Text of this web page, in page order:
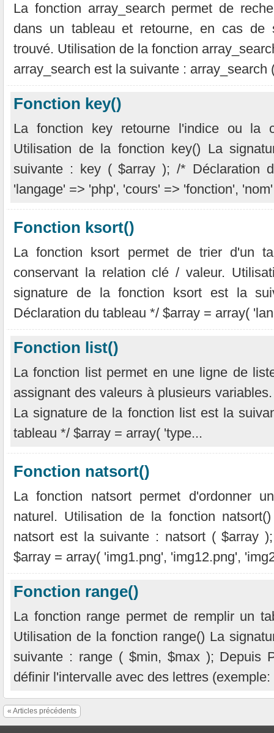
La fonction array_search permet de
dans un tableau et retourne, en cas de
trouvé. Utilisation de la fonction
array_search est la suivante : array_search
Fonction key()
La fonction key retourne l'indice ou la
Utilisation de la fonction key() La
suivante : key ( $array ); /* Déclaration
'langage' => 'php', 'cours' => 'fonction',
Fonction ksort()
La fonction ksort permet de trier d'un
conservant la relation clé / valeur.
signature de la fonction ksort est la
Déclaration du tableau */ $array = array(
Fonction list()
La fonction list permet en une ligne de
assignant des valeurs à plusieurs
La signature de la fonction list est la
tableau */ $array = array( 'type...
Fonction natsort()
La fonction natsort permet d'ordonner
naturel. Utilisation de la fonction
natsort est la suivante : natsort ( $array
$array = array( 'img1.png', 'img12.png',
Fonction range()
La fonction range permet de remplir un
Utilisation de la fonction range() La
suivante : range ( $min, $max ); Depuis
définir l'intervalle avec des lettres
« Articles précédents